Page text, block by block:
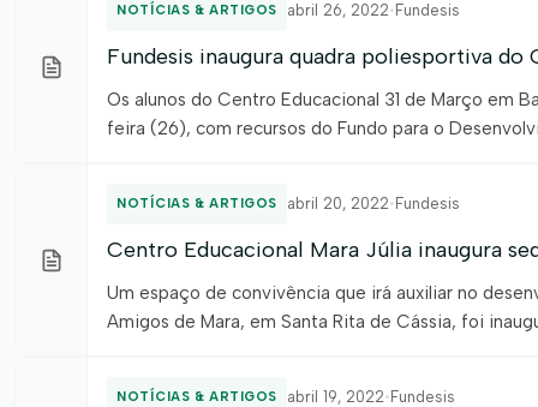
NOTÍCIAS & ARTIGOS abril 26, 2022• Fundesis
Fundesis inaugura quadra poliesportiva
Os alunos do Centro Educacional 31 de Março em
feira (26), com recursos do Fundo para o
NOTÍCIAS & ARTIGOS abril 20, 2022• Fundesis
Centro Educacional Mara Júlia inaugura
Um espaço de convivência que irá auxiliar no
Amigos de Mara, em Santa Rita de Cássia, foi
NOTÍCIAS & ARTIGOS abril 19, 2022• Fundesis